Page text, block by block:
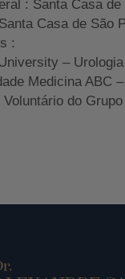
: Santa Casa de
Casa de São
:
–
Medicina ABC
do